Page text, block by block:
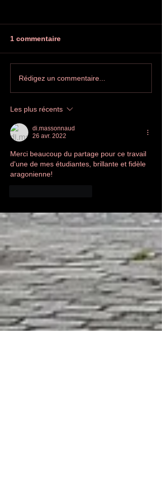
Printemps des poètes à
1 commentaire
Rédigez un commentaire...
Les plus récents
di.massonnaud
26 avr. 2022
Merci beaucoup du partage pour ce travail
d'une de mes étudiantes, brillante et fidèle
aragonienne!